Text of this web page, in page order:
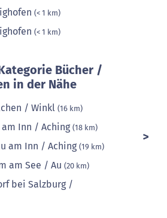
(< 1 km)
(< 1 km)
Bücher /
in der Nähe
/ Winkl (16 km)
am Inn / Aching (18 km)
am Inn / Aching (19 km)
am See / Au (20 km)
bei Salzburg /